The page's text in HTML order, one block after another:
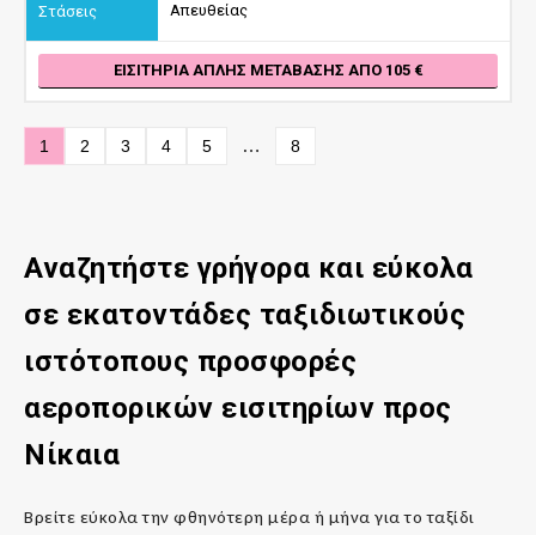
Απευθείας
ΕΙΣΙΤΉΡΙΑ ΑΠΛΉΣ ΜΕΤΆΒΑΣΗΣ ΑΠΌ 105
1 2 3 4 5 … 8
Αναζητήστε γρήγορα και εύκολα
σε εκατοντάδες ταξιδιωτικούς
ιστότοπους προσφορές
αεροπορικών εισιτηρίων προς
Νίκαια
Βρείτε εύκολα την φθηνότερη μέρα ή μήνα για το ταξίδι